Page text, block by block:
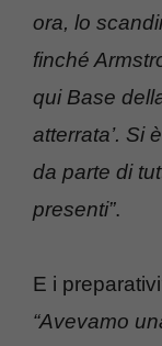
ora, lo
finché
qui Base
atterrata’. Si
da parte di
presenti”.
E i
“Avevamo